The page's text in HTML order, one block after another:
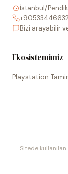
İstanbul/
Bizi arayabilir
Ekosistemimiz
Playstation
Sitede